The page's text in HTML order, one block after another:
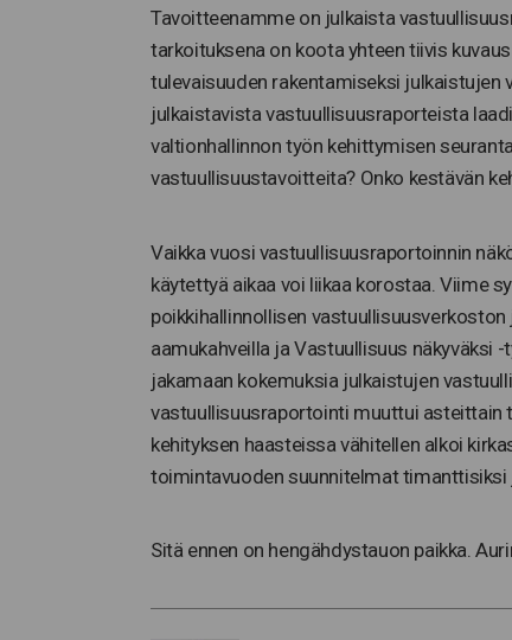
Tavoitteenamme on julkaista
tarkoituksena on koota yhteen tiivis
tulevaisuuden rakentamiseksi
julkaistavista vastuullisuusraporteista
valtionhallinnon työn kehittymisen
vastuullisuustavoitteita? Onko kestävän
Vaikka vuosi vastuullisuusraportoinnin
käytettyä aikaa voi liikaa korostaa. Viime
poikkihallinnollisen
aamukahveilla ja Vastuullisuus näkyväksi
jakamaan kokemuksia julkaistujen
vastuullisuusraportointi muuttui asteittain
kehityksen haasteissa vähitellen alkoi
toimintavuoden suunnitelmat timanttisiksi
Sitä ennen on hengähdystauon paikka.